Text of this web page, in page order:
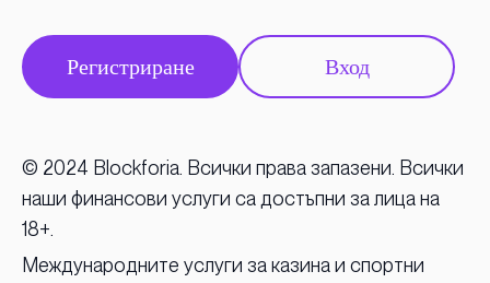
Регистриране Вход
© 2024 Blockforia. Всички права запазени. Всички
наши финансови услуги са достъпни за лица на
18+.
Международните услуги за казина и спортни